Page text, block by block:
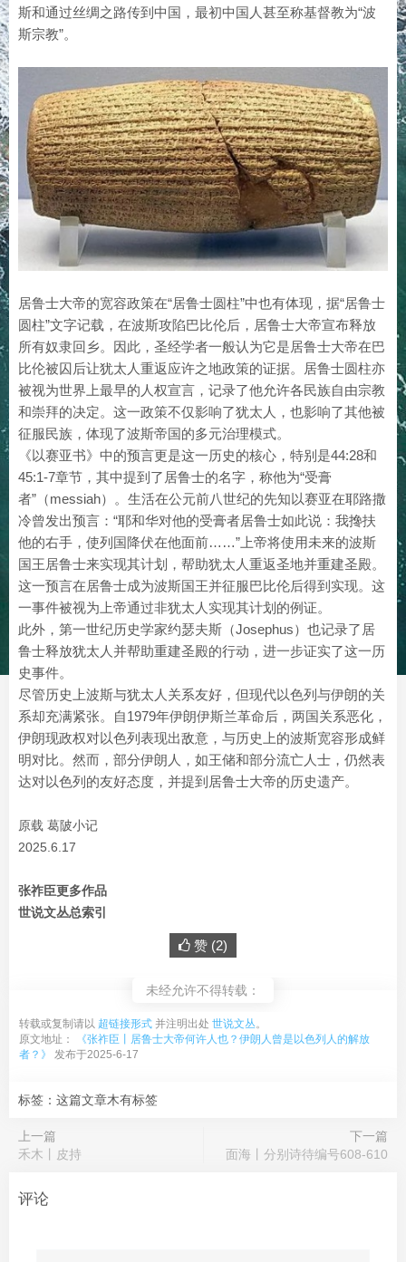
斯和通过丝绸之路传到中国，最初中国人甚至称基督教为“波
斯宗教”。
居鲁士大帝的宽容政策在“居鲁士圆柱”中也有体现，据“居鲁士
圆柱”文字记载，在波斯攻陷巴比伦后，居鲁士大帝宣布释放
所有奴隶回乡。因此，圣经学者一般认为它是居鲁士大帝在巴
比伦被囚后让犹太人重返应许之地政策的证据。居鲁士圆柱亦
被视为世界上最早的人权宣言，记录了他允许各民族自由宗教
和崇拜的决定。这一政策不仅影响了犹太人，也影响了其他被
征服民族，体现了波斯帝国的多元治理模式。
《以赛亚书》中的预言更是这一历史的核心，特别是44:28和
45:1-7章节，其中提到了居鲁士的名字，称他为“受膏
者”（messiah）。生活在公元前八世纪的先知以赛亚在耶路撒
冷曾发出预言：“耶和华对他的受膏者居鲁士如此说：我搀扶
他的右手，使列国降伏在他面前……”上帝将使用未来的波斯
国王居鲁士来实现其计划，帮助犹太人重返圣地并重建圣殿。
这一预言在居鲁士成为波斯国王并征服巴比伦后得到实现。这
一事件被视为上帝通过非犹太人实现其计划的例证。
此外，第一世纪历史学家约瑟夫斯（Josephus）也记录了居
鲁士释放犹太人并帮助重建圣殿的行动，进一步证实了这一历
史事件。
尽管历史上波斯与犹太人关系友好，但现代以色列与伊朗的关
系却充满紧张。自1979年伊朗伊斯兰革命后，两国关系恶化，
伊朗现政权对以色列表现出敌意，与历史上的波斯宽容形成鲜
明对比。然而，部分伊朗人，如王储和部分流亡人士，仍然表
达对以色列的友好态度，并提到居鲁士大帝的历史遗产。
原载 葛陂小记
2025.6.17
张祚臣更多作品
世说文丛总索引
赞 (2)
未经允许不得转载：
转载或复制请以 超链接形式 并注明出处 世说文丛。
原文地址：
《张祚臣丨居鲁士大帝何许人也？伊朗人曾是以色列人的解放
者？》
发布于2025-6-17
标签：这篇文章木有标签
上一篇
禾木丨皮持
下一篇
面海丨分别诗待编号608-610
评论